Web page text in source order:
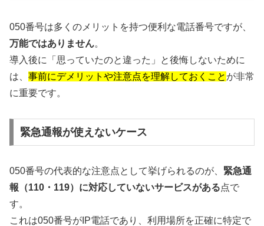
050番号は多くのメリットを持つ便利な電話番号ですが、
万能ではありません。
導入後に「思っていたのと違った」と後悔しないために
は、 事前にデメリットや注意点を理解しておくこと が非常
に重要です。
緊急通報が使えないケース
050番号の代表的な注意点として挙げられるのが、 緊急通
報（110・119）に対応していないサービスがある点で
す。
これは050番号がIP電話であり、利用場所を正確に特定で